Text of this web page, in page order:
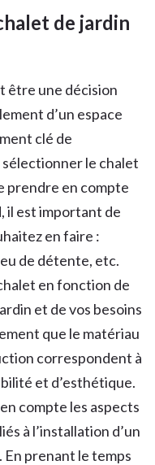
de jardin
être une décision
d’un espace
clé de
le chalet
prendre en compte
il est important de
en faire :
de détente, etc.
en fonction de
et de vos besoins
que le matériau
correspondent à
et d’esthétique.
compte les aspects
à l’installation d’un
En prenant le temps